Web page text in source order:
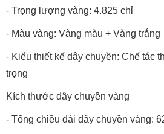
- Trọng lượng vàng: 4.825 chỉ
- Màu vàng: Vàng màu + Vàng trắng
- Kiểu thiết kế dây chuyền: Chế tác
trọng
Kích thước dây chuyền vàng
- Tổng chiều dài dây chuyền vàng: